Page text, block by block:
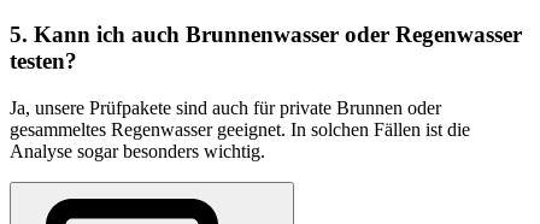
5. Kann ich auch Brunnenwasser oder Regenwasser
testen?
Ja, unsere Prüfpakete sind auch für private Brunnen oder
gesammeltes Regenwasser geeignet. In solchen Fällen ist die
Analyse sogar besonders wichtig.